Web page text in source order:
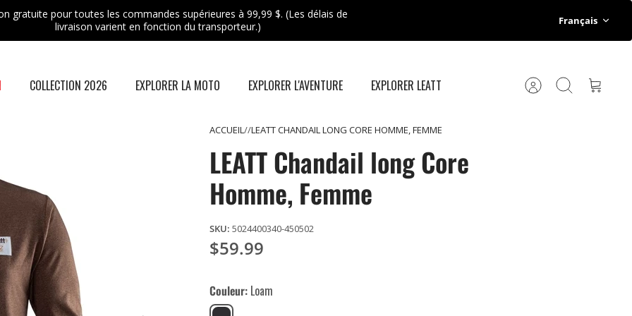
gratuite pour toutes les commandes supérieures à 99,99 $. (Les délais de
livraison varient en fonction du transporteur.)
Français
COLLECTION 2026 EXPLORER LA MOTO EXPLORER L'AVENTURE EXPLORER LEATT CompteRecherchePanier
ACCUEIL LEATT CHANDAIL LONG CORE HOMME, FEMME
LEATT Chandail long Core
Homme, Femme
SKU: 5024400340-450502
$59.99
Couleur Loam
Loam